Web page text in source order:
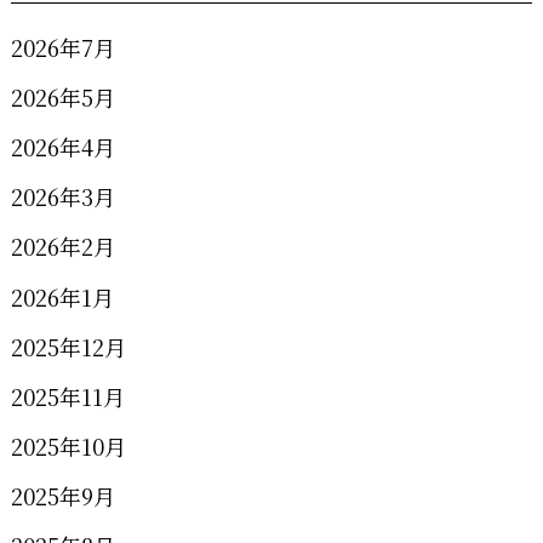
2026年7月
2026年5月
2026年4月
2026年3月
2026年2月
2026年1月
2025年12月
2025年11月
2025年10月
2025年9月